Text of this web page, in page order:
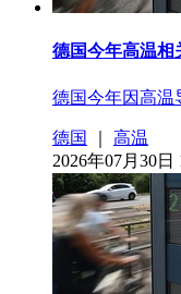
德国今年高温相
德国今年因高温
德国
高温
2026年07月30日